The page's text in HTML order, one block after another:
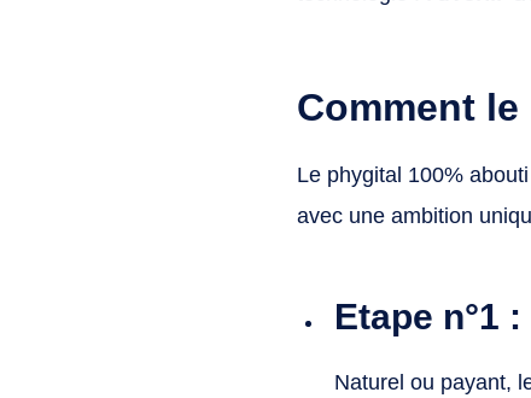
Comment
Le phygital 100%
avec une ambition
Etape n°1
Naturel ou payant,